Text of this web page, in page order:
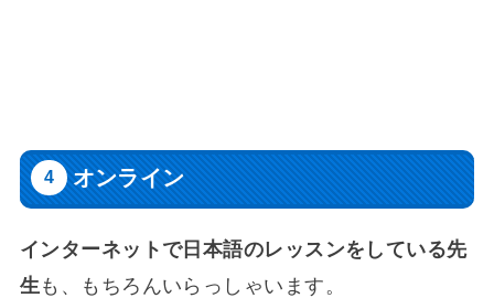
オンライン
インターネットで日本語のレッスンをしている先
生 も、もちろんいらっしゃいます。